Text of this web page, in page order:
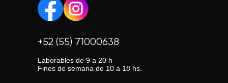
+52 (55) 71000638
Laborables de 9 a 20 h
Fines de semana de 10 a 18 hs.